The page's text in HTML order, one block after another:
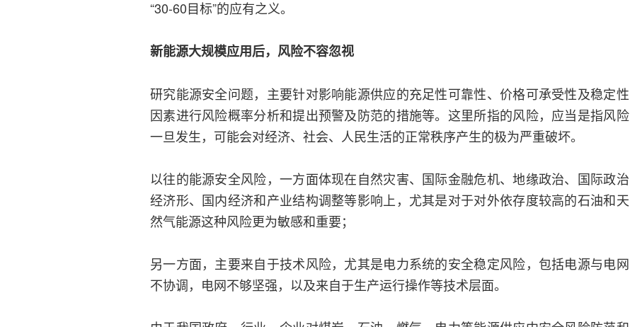
“30-60目标”的应有之义。
新能源大规模应用后，风险不容忽视
研究能源安全问题，主要针对影响能源供应的充足性可靠性、价格可承受性及稳定性
因素进行风险概率分析和提出预警及防范的措施等。这里所指的风险，应当是指风险
一旦发生，可能会对经济、社会、人民生活的正常秩序产生的极为严重破坏。
以往的能源安全风险，一方面体现在自然灾害、国际金融危机、地缘政治、国际政治
经济形、国内经济和产业结构调整等影响上，尤其是对于对外依存度较高的石油和天
然气能源这种风险更为敏感和重要；
另一方面，主要来自于技术风险，尤其是电力系统的安全稳定风险，包括电源与电网
不协调，电网不够坚强，以及来自于生产运行操作等技术层面。